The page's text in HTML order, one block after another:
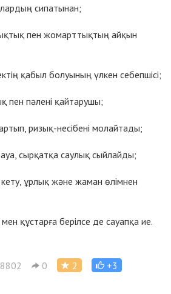
сипатынан;
пен жомарттықтың айқын
қабыл болуының үлкен себепшісі;
пен пәлені қайтарушы;
ризық-несібені молайтады;
сырқатқа саулық сыйлайды;
ұрлық және жаман өлімнен
құстарға берілсе де сауапқа ие.
0 2 +3